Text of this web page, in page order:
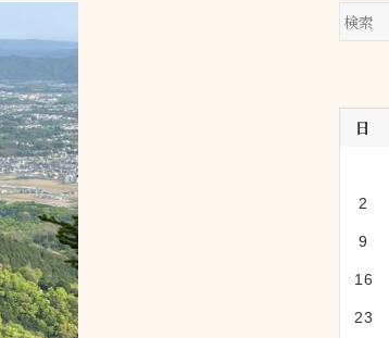
日
2
9
16
23